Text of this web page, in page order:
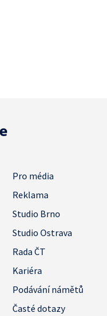
Pro média
Reklama
Studio Brno
Studio Ostrava
Rada ČT
Kariéra
Podávání námětů
Časté dotazy